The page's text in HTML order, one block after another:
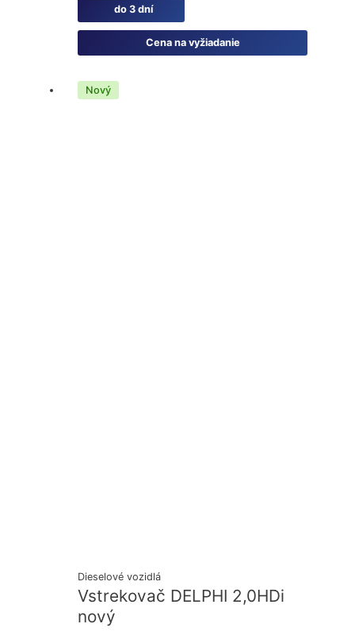
do 3 dní
Cena na vyžiadanie
Nový
Dieselové vozidlá
Vstrekovač DELPHI 2,0HDi
nový